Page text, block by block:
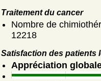
Traitement du cancer
Nombre de
12218
Satisfaction des patients
Appréciation